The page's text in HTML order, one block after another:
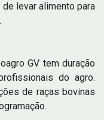
levar alimento para
GV tem duração
do agro.
de raças bovinas